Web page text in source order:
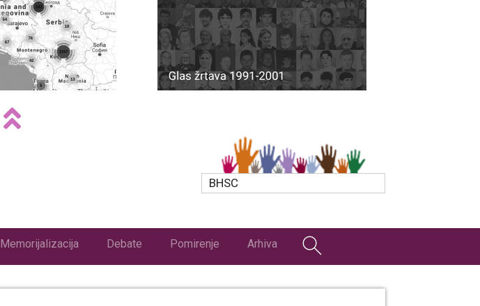
BHSC
Memorijalizacija Debate Pomirenje Arhiva